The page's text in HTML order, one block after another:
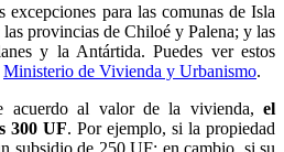
excepciones para las comunas de Isla
las provincias de Chiloé y Palena; y las
y la Antártida. Puedes ver estos
Ministerio de Vivienda y Urbanismo.
acuerdo al valor de la vivienda,el
300 UF. Por ejemplo, si la propiedad
subsidio de 250 UF; en cambio, si su